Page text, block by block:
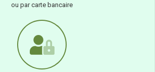
ou par carte bancaire